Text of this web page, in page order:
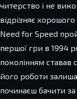
читерство і не
відрізняє
Need for Speed
першої гри в 1994
поколінням
його роботи
починаєш бачити